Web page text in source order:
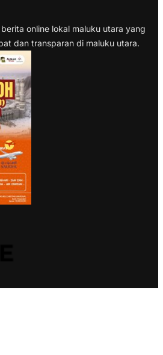
online lokal maluku utara yang
dan transparan di maluku utara.